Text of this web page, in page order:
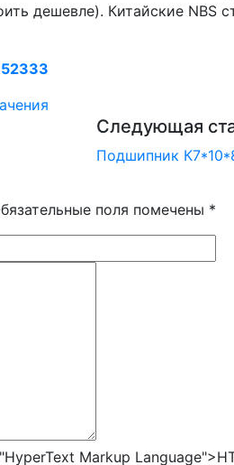
дешевле). Китайские NBS
Следующая
Подшипник
поля помечены *
Markup